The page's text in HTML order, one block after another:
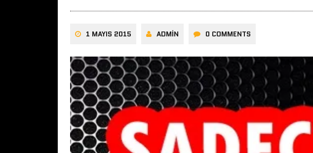
1 MAYIS 2015 ADMIN 0 COMMENTS